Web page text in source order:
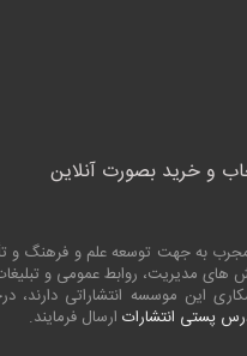
و خرید بصورت آنلاین
مجرب به جهت توسعه علم و
های مدیریت، روابط عمومی و
این موسسه انتشاراتی
پستی انتشارات ارسال فرمایند.